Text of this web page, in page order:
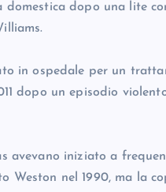
domestica dopo una lite
in ospedale per un
dopo un episodio
avevano iniziato a
Weston nel 1990, ma la